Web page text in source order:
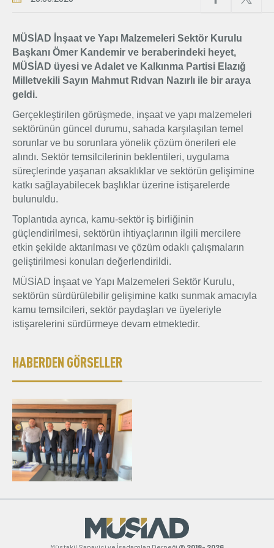
E-İşlemler
MÜSİAD İnşaat ve Yapı Malzemeleri Sektör Kurulu
Başkanı Ömer Kandemir ve beraberindeki heyet,
MÜSİAD üyesi ve Adalet ve Kalkınma Partisi Elazığ
Milletvekili Sayın Mahmut Rıdvan Nazırlı ile bir araya
geldi.
Gerçekleştirilen görüşmede, inşaat ve yapı malzemeleri
sektörünün güncel durumu, sahada karşılaşılan temel
sorunlar ve bu sorunlara yönelik çözüm önerileri ele
alındı. Sektör temsilcilerinin beklentileri, uygulama
süreçlerinde yaşanan aksaklıklar ve sektörün gelişimine
katkı sağlayabilecek başlıklar üzerine istişarelerde
bulunuldu.
Toplantıda ayrıca, kamu-sektör iş birliğinin
güçlendirilmesi, sektörün ihtiyaçlarının ilgili mercilere
etkin şekilde aktarılması ve çözüm odaklı çalışmaların
geliştirilmesi konuları değerlendirildi.
MÜSİAD İnşaat ve Yapı Malzemeleri Sektör Kurulu,
sektörün sürdürülebilir gelişimine katkı sunmak amacıyla
kamu temsilcileri, sektör paydaşları ve üyeleriyle
istişarelerini sürdürmeye devam etmektedir.
HABERDEN GÖRSELLER